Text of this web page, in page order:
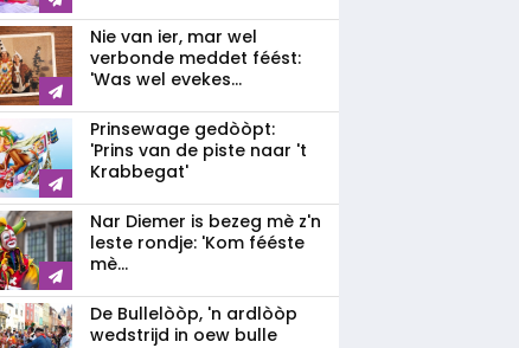
Nie van ier, mar wel
verbonde meddet féést:
'Was wel evekes...
Prinsewage gedòòpt:
'Prins van de piste naar 't
Krabbegat'
Nar Diemer is bezeg mè z'n
leste rondje: 'Kom fééste
mè...
De Bullelòòp, 'n ardlòòp
wedstrijd in oew bulle